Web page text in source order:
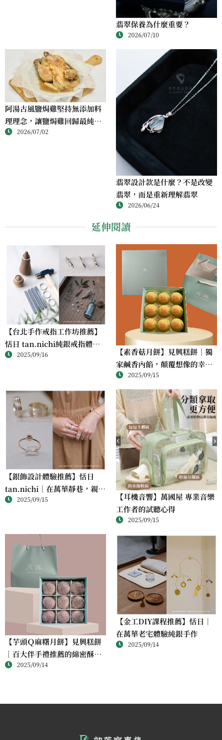
翡翠保養為什麼重要？
2026/07/10
阿湯古風鹽焗雞堅持無添加料
理理念，讓鹽焗雞回歸最純粹
的風味2026/07/02
翡翠設計款是什麼？不是改變
翡翠，而是重新理解翡翠
2026/06/24
延伸閱讀
【台北手作戒指工作坊推薦】
恬日 tan.nichi純銀戒指體驗
｜情侶・朋友一起完成的金工
2025/09/16
【素香菇月餅】見興糕餅｜獨
家鹹香內餡，顛覆想像的幸福
滋味2025/09/15
【銀飾設計體驗推薦】恬日
tan.nichi｜在萬華靜巷，親手
完成屬於自己的銀戒
2025/09/15
【耳機音響】萬國屋 專業音樂
工作者的試聽心得
2025/09/15
【芋頭Ｑ麻糬月餅】見興糕餅
｜百大伴手禮推薦的綿密酥香
新體驗2025/09/14
【金工DIY課程推薦】恬日｜
在萬華老宅體驗純銀手作
2025/09/14